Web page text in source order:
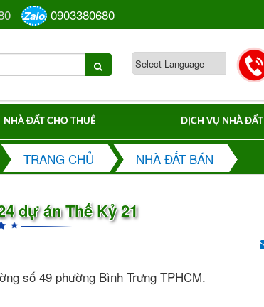
Zalo 0903380680
NHÀ ĐẤT CHO THUÊ DỊCH VỤ NHÀ ĐẤT
TRANG CHỦ NHÀ ĐẤT BÁN
dự án Thế Kỷ 21
số 49 phường Bình Trưng TPHCM.